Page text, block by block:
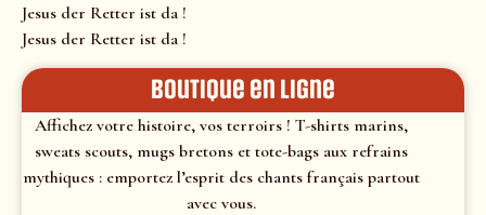
Jesus der Retter ist da !
Jesus der Retter ist da !
Boutique en ligne
Affichez votre histoire, vos terroirs ! T-shirts marins,
sweats scouts, mugs bretons et tote-bags aux refrains
mythiques : emportez l’esprit des chants français partout
avec vous.